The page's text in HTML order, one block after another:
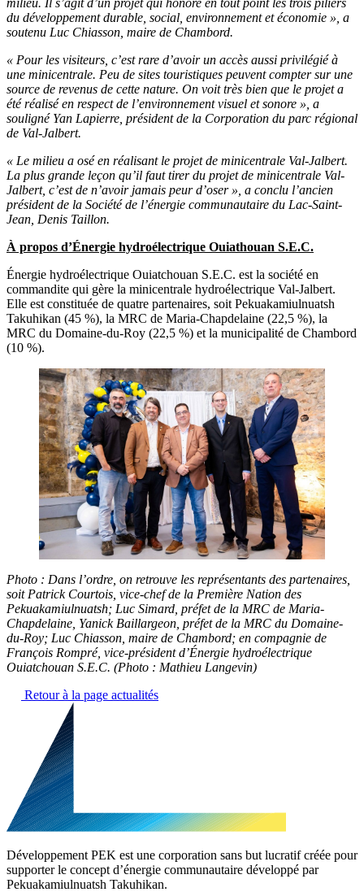
du développement durable, social, environnement et économie », a
soutenu Luc Chiasson, maire de Chambord.
« Pour les visiteurs, c’est rare d’avoir un accès aussi privilégié à
une minicentrale. Peu de sites touristiques peuvent compter sur une
source de revenus de cette nature. On voit très bien que le projet a
été réalisé en respect de l’environnement visuel et sonore », a
souligné Yan Lapierre, président de la Corporation du parc régional
de Val-Jalbert.
« Le milieu a osé en réalisant le projet de minicentrale Val-Jalbert.
La plus grande leçon qu’il faut tirer du projet de minicentrale Val-
Jalbert, c’est de n’avoir jamais peur d’oser », a conclu l’ancien
président de la Société de l’énergie communautaire du Lac-Saint-
Jean, Denis Taillon.
À propos d’Énergie hydroélectrique Ouiathouan S.E.C.
Énergie hydroélectrique Ouiatchouan S.E.C. est la société en
commandite qui gère la minicentrale hydroélectrique Val-Jalbert.
Elle est constituée de quatre partenaires, soit Pekuakamiulnuatsh
Takuhikan (45 %), la MRC de Maria-Chapdelaine (22,5 %), la
MRC du Domaine-du-Roy (22,5 %) et la municipalité de Chambord
(10 %).
Photo : Dans l’ordre, on retrouve les représentants des partenaires,
soit Patrick Courtois, vice-chef de la Première Nation des
Pekuakamiulnuatsh; Luc Simard, préfet de la MRC de Maria-
Chapdelaine, Yanick Baillargeon, préfet de la MRC du Domaine-
du-Roy; Luc Chiasson, maire de Chambord; en compagnie de
François Rompré, vice-président d’Énergie hydroélectrique
Ouiatchouan S.E.C. (Photo : Mathieu Langevin)
Retour à la page actualités
Développement PEK est une corporation sans but lucratif créée pour
supporter le concept d’énergie communautaire développé par
Pekuakamiulnuatsh Takuhikan.